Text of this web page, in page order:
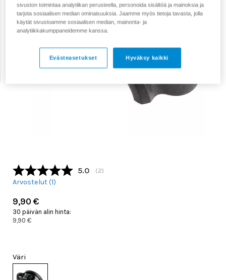
Keskimääräinen luokitus:
5.0 (äänet:
2)
Arvostelut (1)
9,90 €
30 päivän alin hinta:
9,90 €
Väri
sivuston toimintaa analytiikan perusteella, personoida sisältöä ja mainoksia ja
tarjota sosiaalisen median ominaisuuksia. Jaamme myös tietoja tavasta, jolla
käytät sivustoamme sosiaalisen median, mainonta- ja
analytiikkakumppaneidemme kanssa.
Hyväksy kaikki
Evästeasetukset